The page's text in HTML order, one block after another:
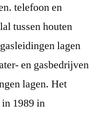
telefoon en
tussen houten
lagen
en gasbedrijven
lagen. Het
1989 in